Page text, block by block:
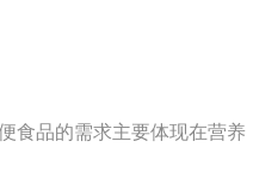
食品的需求主要体现在营养